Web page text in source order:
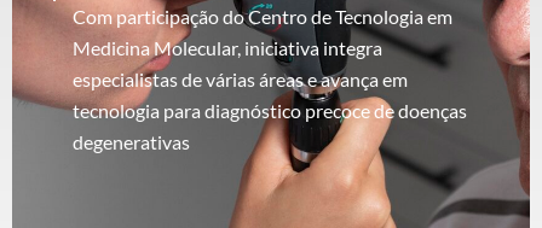
Com participação do Centro de Tecnologia em
Medicina Molecular, iniciativa integra
especialistas de várias áreas e avança em
tecnologia para diagnóstico precoce de doenças
degenerativas